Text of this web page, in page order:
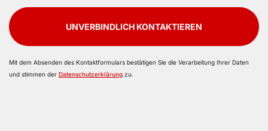
UNVERBINDLICH KONTAKTIEREN
Mit dem Absenden des Kontaktformulars bestätigen Sie die Verarbeitung Ihrer Daten
und stimmen der Datenschutzerklärung zu.